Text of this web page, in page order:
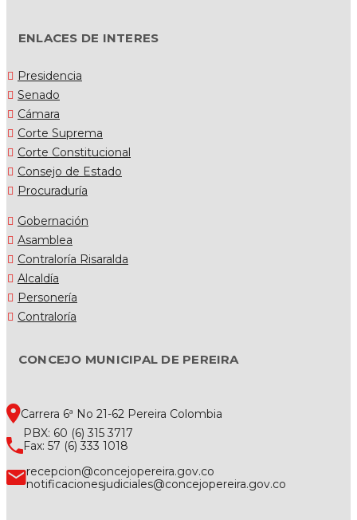
ENLACES DE INTERES
Presidencia
Senado
Cámara
Corte Suprema
Corte Constitucional
Consejo de Estado
Procuraduría
Gobernación
Asamblea
Contraloría Risaralda
Alcaldía
Personería
Contraloría
CONCEJO MUNICIPAL DE PEREIRA
Carrera 6ª No 21-62 Pereira Colombia
PBX: 60 (6) 315 3717
Fax: 57 (6) 333 1018
recepcion@concejopereira.gov.co
notificacionesjudiciales@concejopereira.gov.co